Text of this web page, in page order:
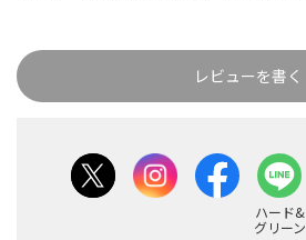
レビューを書く
ハード&
グリーン